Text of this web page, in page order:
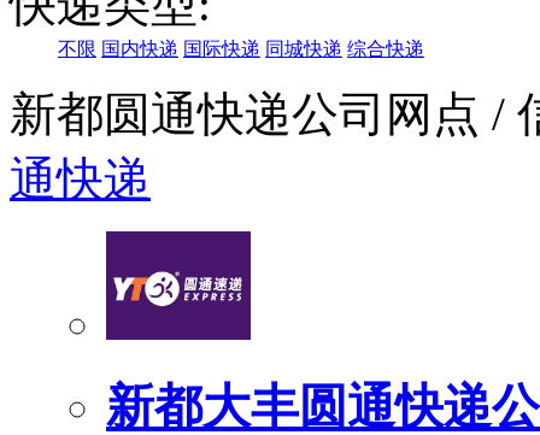
不限 国内快递 国际快递 同城快递 综合快递
新都圆通快递公司网点 /
通快递
新都大丰圆通快递